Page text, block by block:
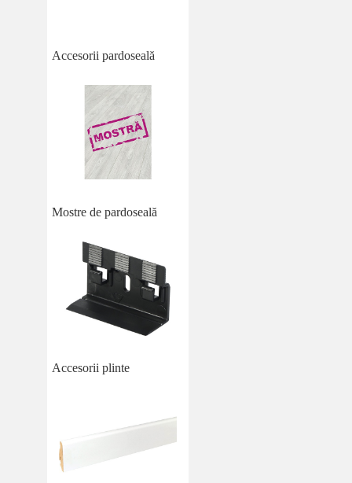
Accesorii pardoseală
Mostre de pardoseală
Accesorii plinte